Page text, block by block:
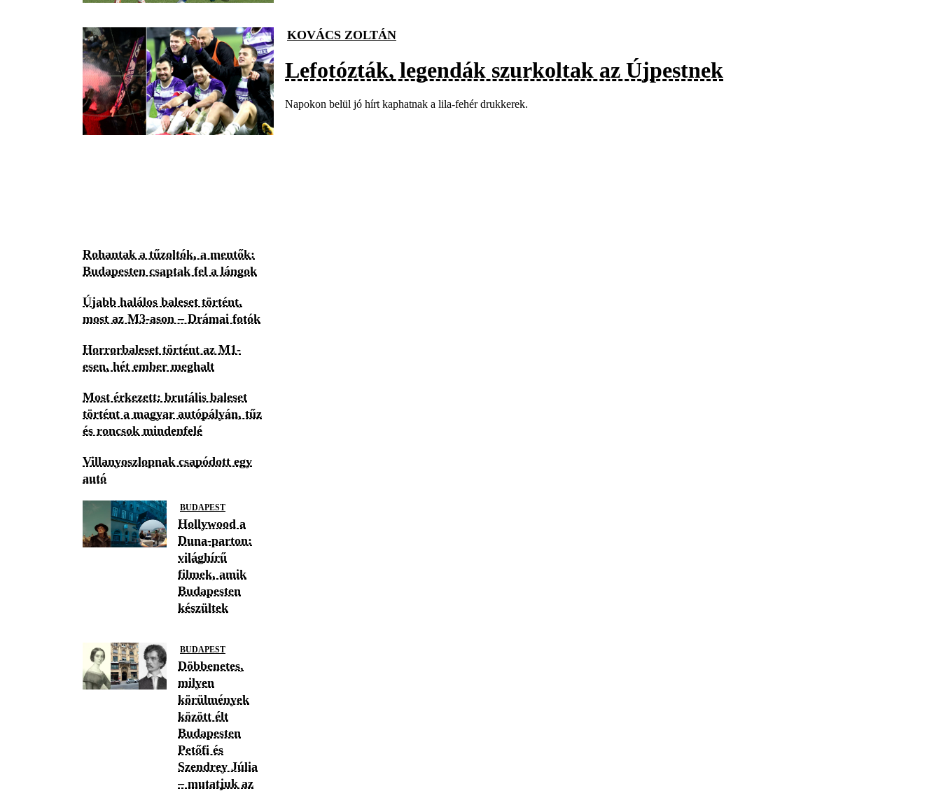
KOVÁCS ZOLTÁN
Lefotózták, legendák szurkoltak az Újpestnek
Napokon belül jó hírt kaphatnak a lila-fehér drukkerek.
Rohantak a tűzoltók, a mentők:
Budapesten csaptak fel a lángok
Újabb halálos baleset történt,
most az M3-ason – Drámai fotók
Horrorbaleset történt az M1-
esen, hét ember meghalt
Most érkezett: brutális baleset
történt a magyar autópályán, tűz
és roncsok mindenfelé
Villanyoszlopnak csapódott egy
autó
BUDAPEST
Hollywood a
Duna-parton:
világhírű
filmek, amik
Budapesten
készültek
BUDAPEST
Döbbenetes,
milyen
körülmények
között élt
Budapesten
Petőfi és
Szendrey Júlia
– mutatjuk az